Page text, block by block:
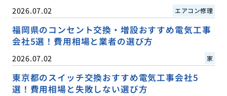
2026.07.02 エアコン修理
福岡県のコンセント交換・増設おすすめ電気工事
会社5選！費用相場と業者の選び方
2026.07.02 家
東京都のスイッチ交換おすすめ電気工事会社5
選！費用相場と失敗しない選び方